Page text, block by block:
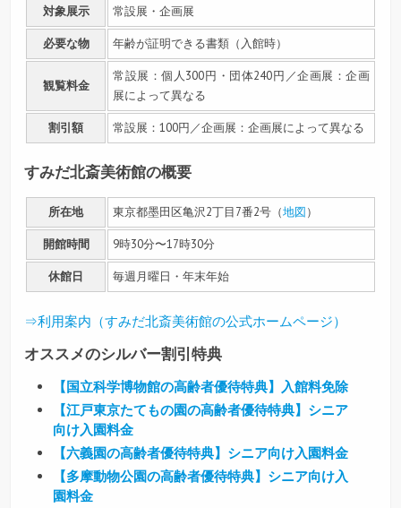
対象展示 常設展・企画展
必要な物 年齢が証明できる書類（入館時）
観覧料金
常設展：個人300円・団体240円／企画展：企画
展によって異なる
割引額 常設展：100円／企画展：企画展によって異なる
すみだ北斎美術館の概要
所在地 東京都墨田区亀沢2丁目7番2号（地図）
開館時間 9時30分〜17時30分
休館日 毎週月曜日・年末年始
⇒利用案内（すみだ北斎美術館の公式ホームページ）
オススメのシルバー割引特典
【国立科学博物館の高齢者優待特典】入館料免除
【江戸東京たてもの園の高齢者優待特典】シニア
向け入園料金
【六義園の高齢者優待特典】シニア向け入園料金
【多摩動物公園の高齢者優待特典】シニア向け入
園料金